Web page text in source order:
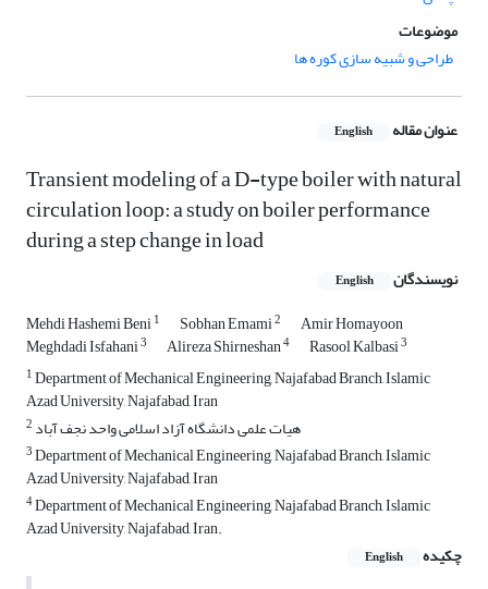
موضوعات
طراحی و شبیه سازی کوره ها
عنوان مقاله English
Transient modeling of a D-type boiler with natural
circulation loop: a study on boiler performance
during a step change in load
نویسندگان English
Mehdi Hashemi Beni1 Sobhan Emami2 Amir Homayoon
Meghdadi Isfahani3 Alireza Shirneshan4 Rasool Kalbasi3
1Department of Mechanical Engineering, Najafabad Branch, Islamic
Azad University, Najafabad, Iran
2 هیات علمی دانشگاه آزاد اسلامی واحد نجف آباد
3Department of Mechanical Engineering, Najafabad Branch, Islamic
Azad University, Najafabad, Iran
4Department of Mechanical Engineering, Najafabad Branch, Islamic
Azad University, Najafabad, Iran.
چکیده
English